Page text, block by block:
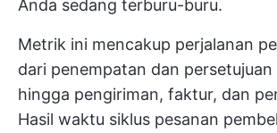
Anda sedang terburu-buru.
Metrik ini mencakup perjalanan
dari penempatan dan persetujuan
hingga pengiriman, faktur, dan
Hasil waktu siklus pesanan